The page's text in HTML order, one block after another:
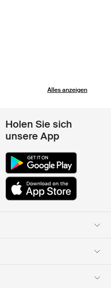
Alles anzeigen
Holen Sie sich
unsere App